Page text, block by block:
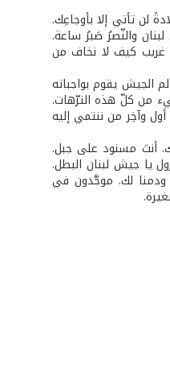
لن تأتي إلا بأوجاعِك.
والنّصرُ صَبرُ ساعة.
غريب كيف لا نخاف من
الجيش يقوم بواجباته
من كلّ هذه الترّهات.
وآخِر من ننتمي إليه
أنتَ مسنود على جبل.
يا جيش لبنان البطل.
ودمنا لك. موحَّدون في